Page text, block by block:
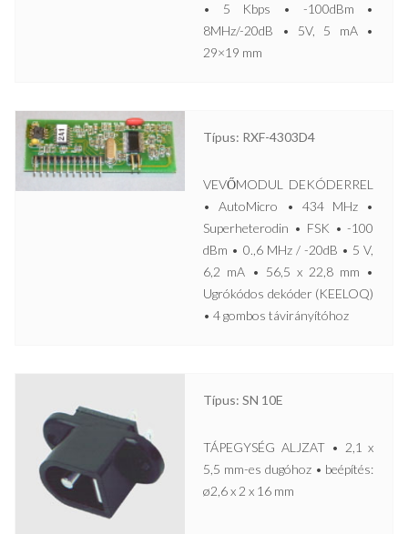
• 5 Kbps • -100dBm •
8MHz/-20dB • 5V, 5 mA •
29×19 mm
Típus: RXF-4303D4
VEVŐMODUL DEKÓDERREL
• AutoMicro • 434 MHz •
Superheterodin • FSK • -100
dBm • 0.,6 MHz / -20dB • 5 V,
6,2 mA • 56,5 x 22,8 mm •
Ugrókódos dekóder (KEELOQ)
• 4 gombos távirányítóhoz
Típus: SN 10E
TÁPEGYSÉG ALJZAT • 2,1 x
5,5 mm-es dugóhoz • beépítés:
ø2,6 x 2 x 16 mm